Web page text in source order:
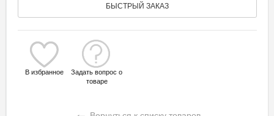
БЫСТРЫЙ ЗАКАЗ
В избранное
Задать вопрос о
товаре